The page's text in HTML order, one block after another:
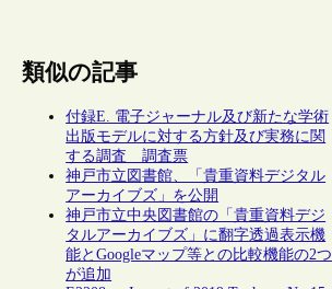
類似の記事
付録E. 電子ジャーナル及び新たな学術
出版モデルに対する方針及び実務に関
する調査 調査票
神戸市立図書館、「貴重資料デジタル
アーカイブズ」を公開
神戸市立中央図書館の「貴重資料デジ
タルアーカイブズ」に翻字透過表示機
能とGoogleマップ等との比較機能の2つ
が追加